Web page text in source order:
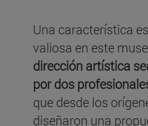
Una característica
valiosa en este
dirección artística
por dos
que desde los
diseñaron una